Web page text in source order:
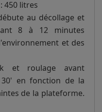
450 litres
au décollage et
8 à 12 minutes
et des
et roulage avant
en fonction de la
de la plateforme.